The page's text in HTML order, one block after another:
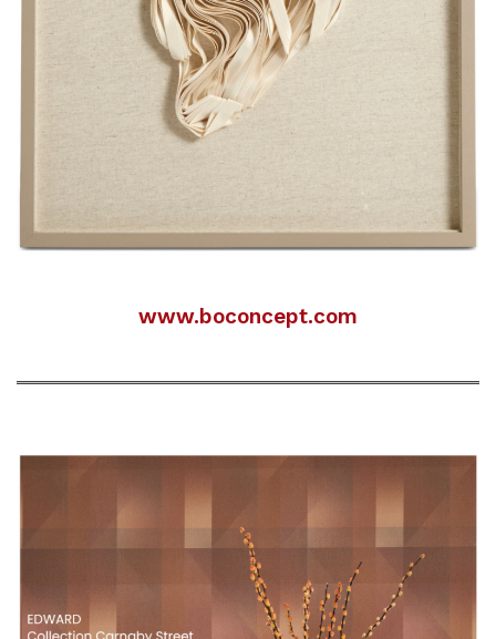
www.boconcept.com